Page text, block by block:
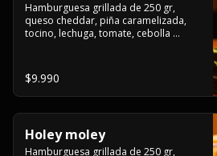
Hamburguesa grillada de 250 gr,
queso cheddar, piña caramelizada,
tocino, lechuga, tomate, cebolla
$9.990
Holey moley
Hamburguesa grillada de 250 gr,